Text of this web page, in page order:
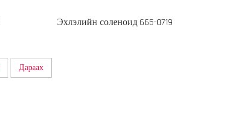
Эхлэлийн соленоид 665-0719
Дараах